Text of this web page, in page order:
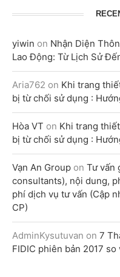
yiwin on Nhận Diện
Lao Động: Từ Lịch Sử
Aria762 on Khi trang
bị từ chối sử dụng :
Hòa VT on Khi trang
bị từ chối sử dụng :
Vạn An Group on Tư vấn
consultants), nội dung,
phí dịch vụ tư vấn (Cập
CP)
AdminKysutuvan on 7
FIDIC phiên bản 2017